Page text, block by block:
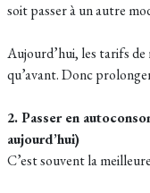
soit passer à un autre
Aujourd’hui, les tarifs
qu’avant. Donc
2. Passer en
aujourd’hui)
C’est souvent la